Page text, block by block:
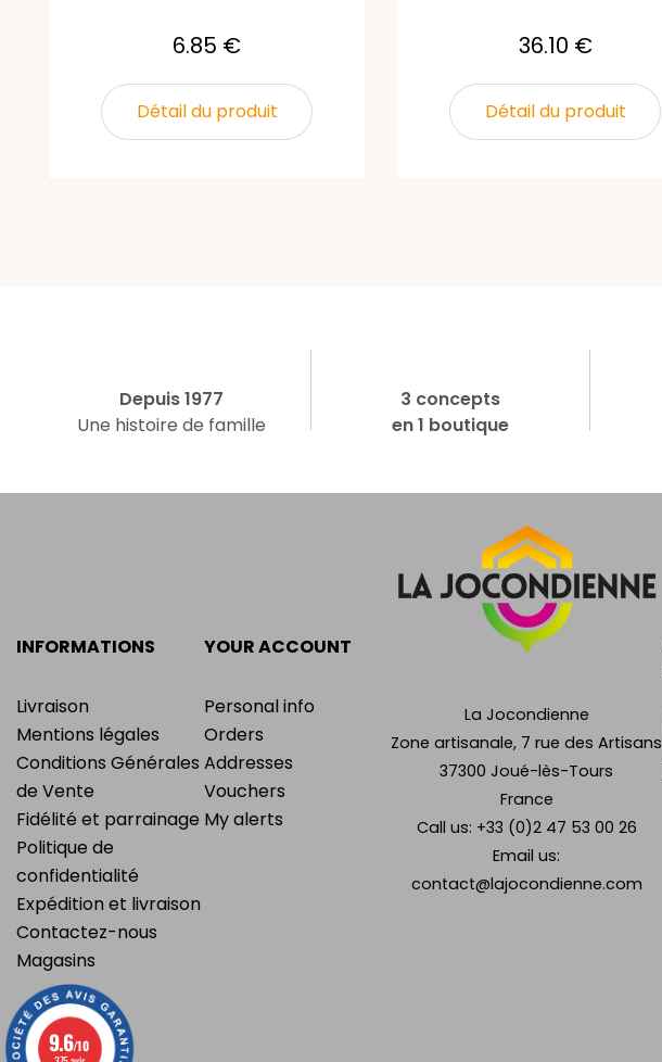
6.85 €
Détail du produit
36.10 €
Détail du produit
Depuis 1977
Une histoire de famille
3 concepts
en 1 boutique
INFORMATIONS
Livraison
Mentions légales
Conditions Générales
de Vente
Fidélité et parrainage
Politique de
confidentialité
Expédition et livraison
Contactez-nous
Magasins
YOUR ACCOUNT
Personal info
Orders
Addresses
Vouchers
My alerts
La Jocondienne
Zone artisanale, 7 rue des Artisans
37300 Joué-lès-Tours
France
Call us: +33 (0)2 47 53 00 26
Email us:
contact@lajocondienne.com
9.6/10